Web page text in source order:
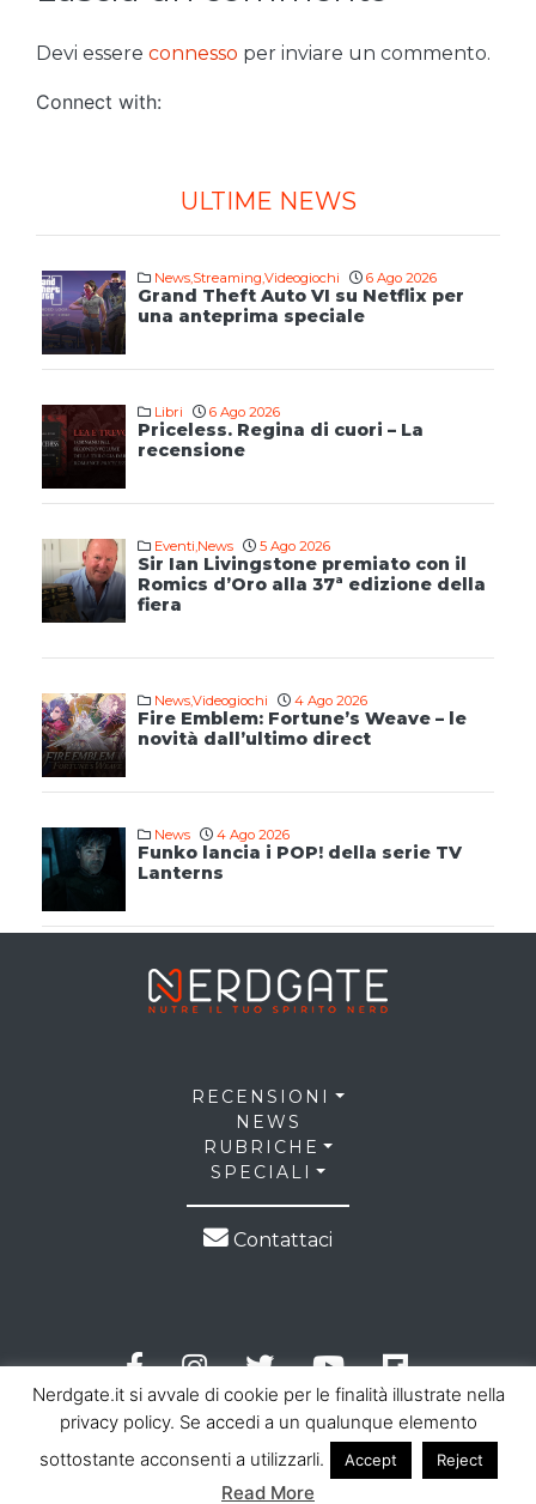
Devi essere connesso per inviare un commento.
Connect with:
ULTIME NEWS
News,Streaming,Videogiochi 6 Ago 2026
Grand Theft Auto VI su Netflix per
una anteprima speciale
Libri 6 Ago 2026
Priceless. Regina di cuori – La
recensione
Eventi,News 5 Ago 2026
Sir Ian Livingstone premiato con il
Romics d’Oro alla 37ª edizione della
fiera
News,Videogiochi 4 Ago 2026
Fire Emblem: Fortune’s Weave – le
novità dall’ultimo direct
News 4 Ago 2026
Funko lancia i POP! della serie TV
Lanterns
RECENSIONI
NEWS
RUBRICHE
SPECIALI
Contattaci
© 2026 NerdGate all right reserved |Privacy Policy
Cookie Law
Nerdgate.it si avvale di cookie per le finalità illustrate nella
privacy policy. Se accedi a un qualunque elemento
sottostante acconsenti a utilizzarli.
Accept Reject
Read More